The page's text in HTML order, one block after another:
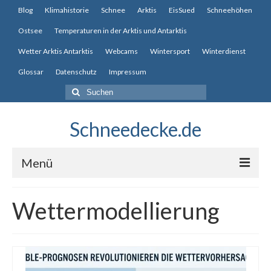
Blog Klimahistorie Schnee Arktis EisSued Schneehöhen
Ostsee Temperaturen in der Arktis und Antarktis
Wetter Arktis Antarktis Webcams Wintersport Winterdienst
Glossar Datenschutz Impressum
Suche
nach:
Schneedecke.de
Menü
Klimahistorie
Wettermodellierung